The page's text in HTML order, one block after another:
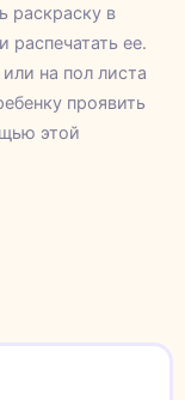
раскраску в
распечатать ее.
на пол листа
проявить
этой